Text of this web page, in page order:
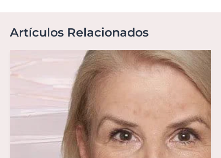
Artículos Relacionados